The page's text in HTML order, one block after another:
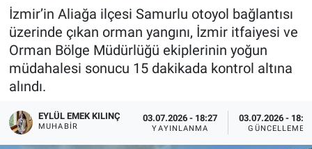
İzmir’in Aliağa ilçesi Samurlu otoyol bağlantısı
üzerinde çıkan orman yangını, İzmir itfaiyesi ve
Orman Bölge Müdürlüğü ekiplerinin yoğun
müdahalesi sonucu 15 dakikada kontrol altına
alındı.
EYLÜL EMEK KILINÇ
MUHABIR
03.07.2026 - 18:27
YAYINLANMA
03.07.2026 -
GÜNCELLEME